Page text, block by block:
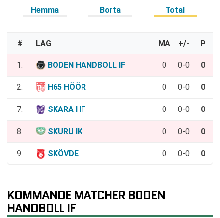
Hemma Borta Total
# LAG MA +/- P
1. BODEN HANDBOLL IF 0 0-0 0
2. H65 HÖÖR 0 0-0 0
7. SKARA HF 0 0-0 0
8. SKURU IK 0 0-0 0
9. SKÖVDE 0 0-0 0
KOMMANDE MATCHER BODEN
HANDBOLL IF